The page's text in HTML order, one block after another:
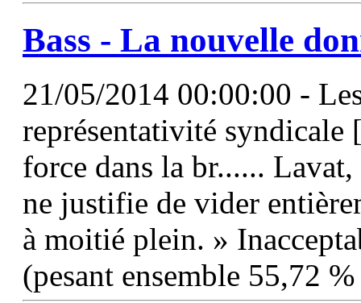
Bass - La nouvelle
21/05/2014 00:00:00 -
représentativité
force dans la br......
ne justifie de vider
à moitié plein. »
(pesant ensemble 55,72